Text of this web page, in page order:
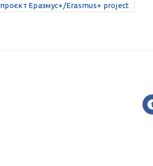
проєкт Еразмус+/Erasmus+ project